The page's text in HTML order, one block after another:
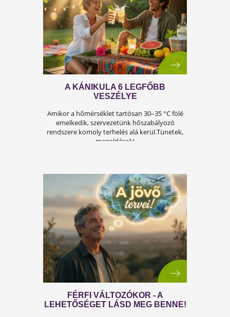
A FÉRFIASSÁG PROBLÉMÁJA:
OKAI, TÜNETEI ÉS LEHETSÉGES
MEGOLDÁSAI
A férfiasság, vagy más néven a szexuális
teljesítmény, sok férfi számára központi
az életben. Nem csupán a testi egészséget,
hanem az önbecsülést is befolyásolja.